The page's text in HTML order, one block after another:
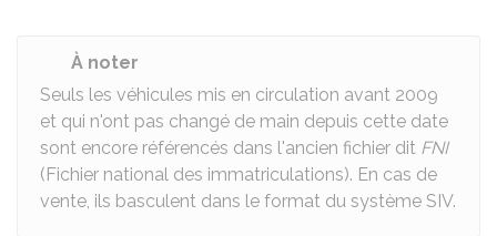
À noter
Seuls les véhicules mis en circulation avant 2009
et qui n'ont pas changé de main depuis cette date
sont encore référencés dans l'ancien fichier dit FNI
(Fichier national des immatriculations). En cas de
vente, ils basculent dans le format du système SIV.